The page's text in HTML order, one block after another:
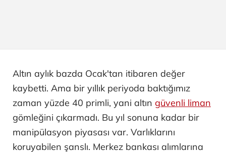
Altın aylık bazda Ocak'tan itibaren değer
kaybetti. Ama bir yıllık periyoda baktığımız
zaman yüzde 40 primli, yani altın güvenli liman
gömleğini çıkarmadı. Bu yıl sonuna kadar bir
manipülasyon piyasası var. Varlıklarını
koruyabilen şanslı. Merkez bankası alımlarına